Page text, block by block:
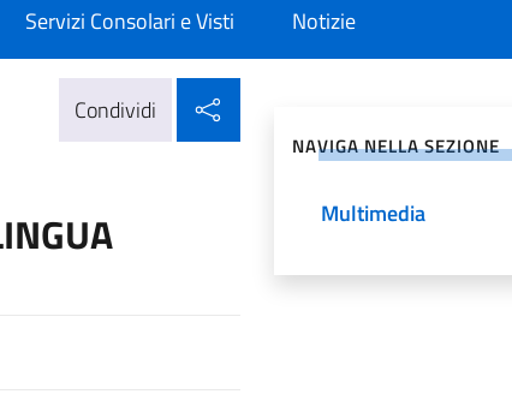
Servizi Consolari e Visti Notizie
Condividi
NAVIGA NELLA SEZIONE
Multimedia